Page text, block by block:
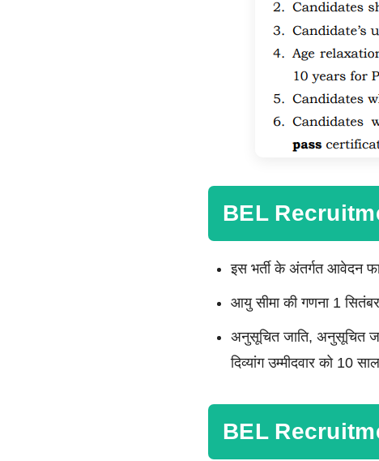
BEL
इस भर्ती के अंतर्गत आवेदन
आयु सीमा की गणना 1
अनुसूचित जाति, अनुसूचित
दिव्यांग उम्मीदवार को 10
BEL